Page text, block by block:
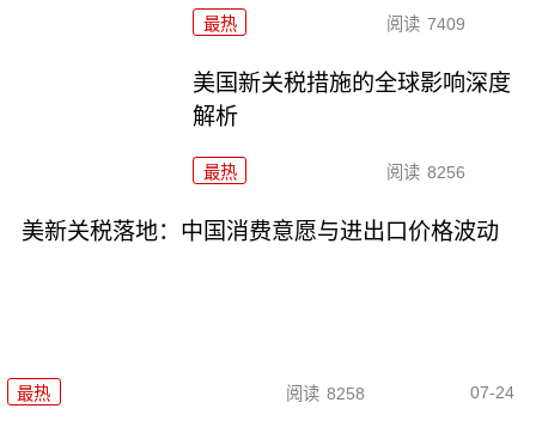
最热 阅读 7409
美国新关税措施的全球影响深度
解析
最热 阅读 8256
美新关税落地：中国消费意愿与进出口价格波动
最热 阅读 8258 07-24